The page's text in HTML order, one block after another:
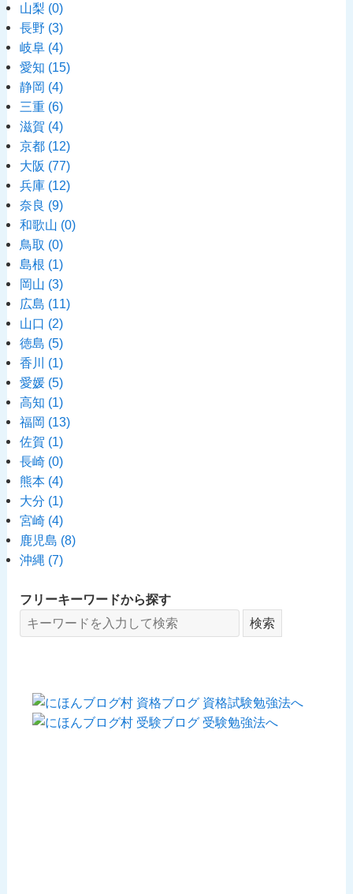
山梨 (0)
長野 (3)
岐阜 (4)
愛知 (15)
静岡 (4)
三重 (6)
滋賀 (4)
京都 (12)
大阪 (77)
兵庫 (12)
奈良 (9)
和歌山 (0)
鳥取 (0)
島根 (1)
岡山 (3)
広島 (11)
山口 (2)
徳島 (5)
香川 (1)
愛媛 (5)
高知 (1)
福岡 (13)
佐賀 (1)
長崎 (0)
熊本 (4)
大分 (1)
宮崎 (4)
鹿児島 (8)
沖縄 (7)
フリーキーワードから探す